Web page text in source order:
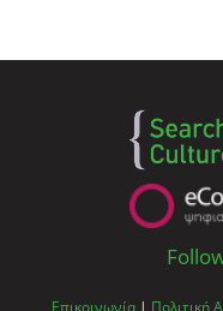
Επικοινωνία | Πολιτική